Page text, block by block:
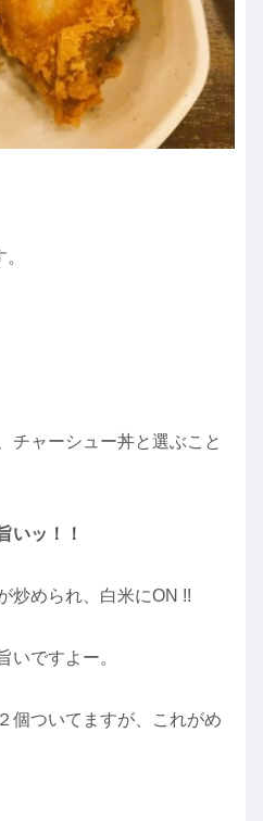
チャーシュー丼と選ぶこと
いッ！！
炒められ、白米にON !!
いですよー。
個ついてますが、これがめ